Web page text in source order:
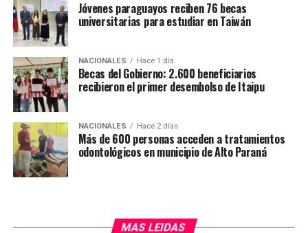
Esta situación plantea serias preguntas sobre las
prácticas comerciales en el mercado de celulares y
electrónicos de alto valor. ¿Es habitual que los
comercios establecidos negocien con mercadería de
origen dudoso? La predisposición de Cell Shop a adquirir
mercaderías para la reventa, entablando tratos con
personas de reputación cuestionable que ofrecen
productos sin factura, claramente pertenecientes al
mercado negro, ya sean robados o falsificados, indica
una preocupante normalización de este tipo de
transacciones.
empresa en cuestión, dejando en duda la calidad y la
Jóvenes paraguayos reciben 76 becas
universitarias para estudiar en Taiwán
NACIONALES Hace 1 día
Becas del Gobierno: 2.600 beneficiarios
recibieron el primer desembolso de Itaipu
NACIONALES Hace 2 días
Más de 600 personas acceden a tratamientos
odontológicos en municipio de Alto Paraná
MAS LEIDAS